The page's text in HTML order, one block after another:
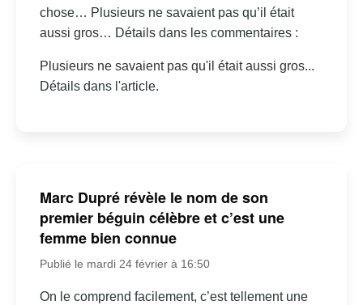
chose… Plusieurs ne savaient pas qu’il était
aussi gros… Détails dans les commentaires :
Plusieurs ne savaient pas qu'il était aussi gros...
Détails dans l'article.
Marc Dupré révèle le nom de son
premier béguin célèbre et c’est une
femme bien connue
Publié le mardi 24 février à 16:50
On le comprend facilement, c’est tellement une